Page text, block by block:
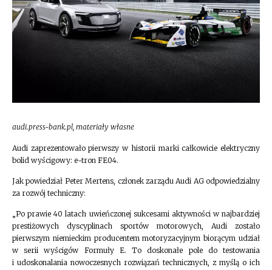
audi.press-bank.pl, materiały własne
Audi zaprezentowało pierwszy w historii marki całkowicie elektryczny
bolid wyścigowy: e-tron FE04.
Jak powiedział Peter Mertens, członek zarządu Audi AG odpowiedzialny
za rozwój techniczny:
„Po prawie 40 latach uwieńczonej sukcesami aktywności w najbardziej
prestiżowych dyscyplinach sportów motorowych, Audi zostało
pierwszym niemieckim producentem motoryzacyjnym biorącym udział
w serii wyścigów Formuły E. To doskonałe pole do testowania
i udoskonalania nowoczesnych rozwiązań technicznych, z myślą o ich